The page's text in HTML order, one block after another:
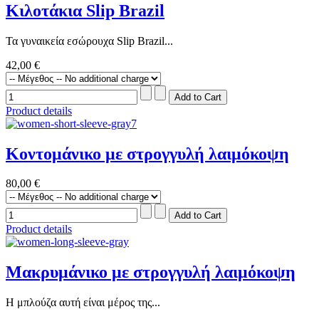
Κιλοτάκια Slip Brazil
Τα γυναικεία εσώρουχα Slip Brazil...
42,00 €
Product details
Κοντομάνικο με στρογγυλή λαιμόκοψη
80,00 €
Product details
Μακρυμάνικο με στρογγυλή λαιμόκοψη
Η μπλούζα αυτή είναι μέρος της...